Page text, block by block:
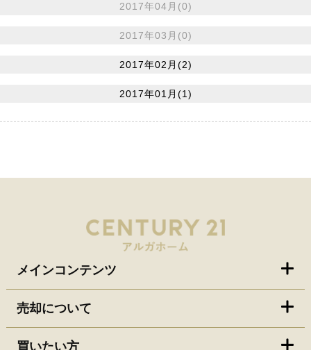
2017年04月(0)
2017年03月(0)
2017年02月(2)
2017年01月(1)
メインコンテンツ
売却について
買いたい方